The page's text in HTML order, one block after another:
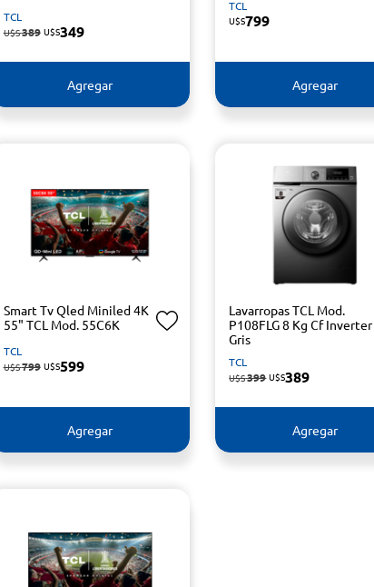
TCL
U$S389 U$S349
Agregar
TCL
U$S799
Agregar
Smart Tv Qled Miniled 4K
55" TCL Mod. 55C6K
TCL
U$S799 U$S599
Agregar
Lavarropas TCL Mod.
P108FLG 8 Kg Cf Inverter
Gris
TCL
U$S399 U$S389
Agregar